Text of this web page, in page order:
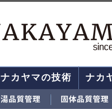
ナカヤマの技術 ナカ